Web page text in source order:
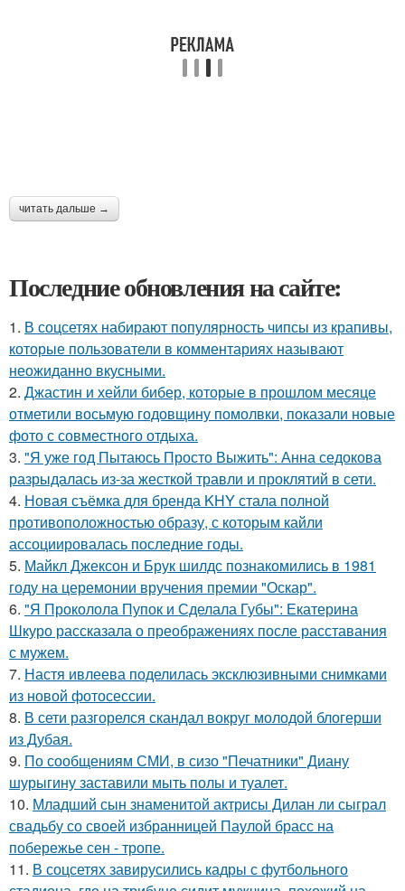
читать дальше →
Последние обновления на сайте:
1. В соцсетях набирают популярность чипсы из крапивы,
которые пользователи в комментариях называют
неожиданно вкусными.
2. Джастин и хейли бибер, которые в прошлом месяце
отметили восьмую годовщину помолвки, показали новые
фото с совместного отдыха.
3. "Я уже год Пытаюсь Просто Выжить": Анна седокова
разрыдалась из-за жесткой травли и проклятий в сети.
4. Новая съёмка для бренда KHY стала полной
противоположностью образу, с которым кайли
ассоциировалась последние годы.
5. Майкл Джексон и Брук шилдс познакомились в 1981
году на церемонии вручения премии "Оскар".
6. "Я Проколола Пупок и Сделала Губы": Екатерина
Шкуро рассказала о преображениях после расставания
с мужем.
7. Настя ивлеева поделилась эксклюзивными снимками
из новой фотосессии.
8. В сети разгорелся скандал вокруг молодой блогерши
из Дубая.
9. По сообщениям СМИ, в сизо "Печатники" Диану
шурыгину заставили мыть полы и туалет.
10. Младший сын знаменитой актрисы Дилан ли сыграл
свадьбу со своей избранницей Паулой брасс на
побережье сен - тропе.
11. В соцсетях завирусились кадры с футбольного